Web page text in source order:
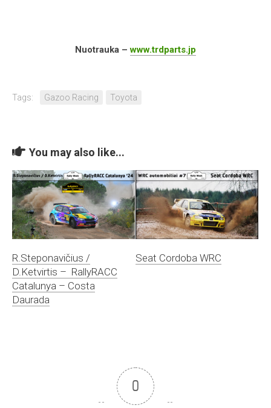
Nuotrauka –www.trdparts.jp
Tags: Gazoo Racing Toyota
You may also like...
R.Steponavičius /
D.Ketvirtis – RallyRACC
Catalunya – Costa
Daurada
Seat Cordoba WRC
0